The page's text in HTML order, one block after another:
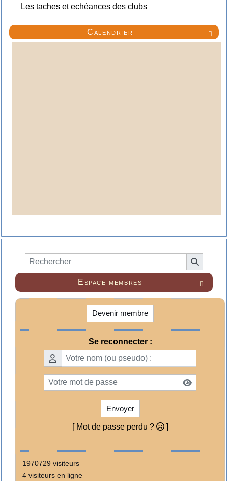
Les taches et echéances des clubs

Calendrier

Espace membres
Devenir membre
Se reconnecter :
Envoyer
[ Mot de passe perdu ? ]
1970729 visiteurs
4 visiteurs en ligne